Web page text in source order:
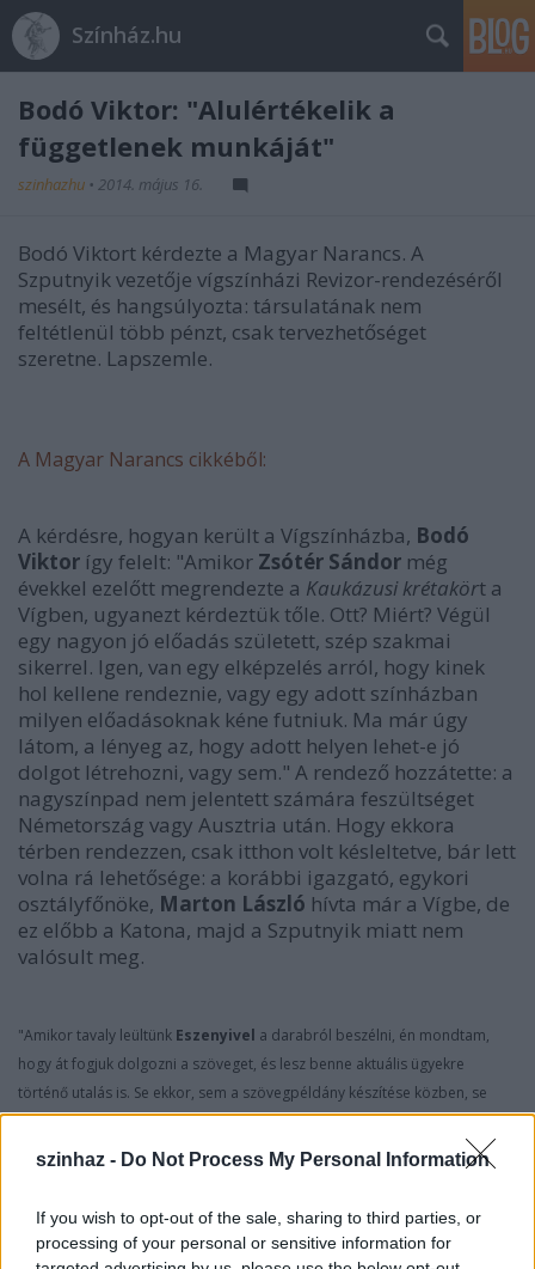
szinhaz - Do Not Process My Personal Information
If you wish to opt-out of the sale, sharing to third parties, or
processing of your personal or sensitive information for
Színház.hu
Bodó Viktor: "Alulértékelik a
függetlenek munkáját"
szinhazhu • 2014. május 16.
Bodó Viktort kérdezte a Magyar Narancs. A
Szputnyik vezetője vígszínházi Revizor-rendezéséről
mesélt, és hangsúlyozta: társulatának nem
feltétlenül több pénzt, csak tervezhetőséget
szeretne. Lapszemle.
A Magyar Narancs cikkéből:
A kérdésre, hogyan került a Vígszínházba, Bodó
Viktor így felelt: "Amikor Zsótér Sándor még
évekkel ezelőtt megrendezte a Kaukázusi krétakört a
Vígben, ugyanezt kérdeztük tőle. Ott? Miért? Végül
egy nagyon jó előadás született, szép szakmai
sikerrel. Igen, van egy elképzelés arról, hogy kinek
hol kellene rendeznie, vagy egy adott színházban
milyen előadásoknak kéne futniuk. Ma már úgy
látom, a lényeg az, hogy adott helyen lehet-e jó
dolgot létrehozni, vagy sem." A rendező hozzátette: a
nagyszínpad nem jelentett számára feszültséget
Németország vagy Ausztria után. Hogy ekkora
térben rendezzen, csak itthon volt késleltetve, bár lett
volna rá lehetősége: a korábbi igazgató, egykori
osztályfőnöke, Marton László hívta már a Vígbe, de
ez előbb a Katona, majd a Szputnyik miatt nem
valósult meg.
"Amikor tavaly leültünk Eszenyivel a darabról beszélni, én mondtam,
hogy át fogjuk dolgozni a szöveget, és lesz benne aktuális ügyekre
történő utalás is. Se ekkor, sem a szövegpéldány készítése közben, se
Kovács Krisztinadramaturg felé, sem felém nem jött olyan kérés, hogy
ezt vagy azt ne tegyük bele. Nem volt kontroll, szabadok voltunk.
sem. Különben azt hiszem,
Enikő
a próbák során már úgy érezte, hogy
neki itt a vége. Ez a másfél éves megbízás nem hangzik túl jól. Nem lehet
egy komoly intézményt másfél évre tervezni. Különben hallottam, hogy a